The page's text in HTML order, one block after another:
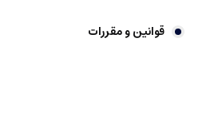
قوانین و مقررات